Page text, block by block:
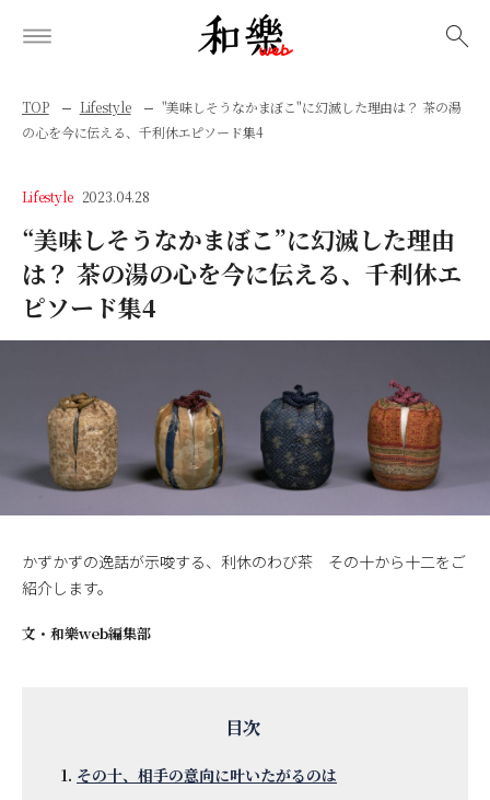
TOP Lifestyle
"美味しそうなかまぼこ"に幻滅した理由は？ 茶の湯
の心を今に伝える、千利休エピソード集4
Lifestyle 2023.04.28
“美味しそうなかまぼこ”に幻滅した理由
は？ 茶の湯の心を今に伝える、千利休エ
ピソード集4
かずかずの逸話が示唆する、利休のわび茶 その十から十二をご
紹介します。
文・ 和樂web編集部
その十、相手の意向に叶いたがるのは